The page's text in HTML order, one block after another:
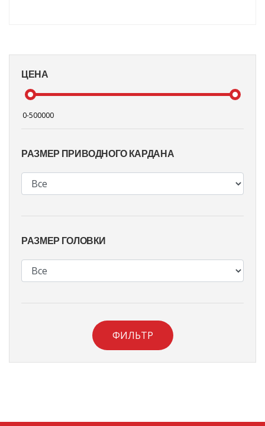
ЦЕНА
РАЗМЕР ПРИВОДНОГО КАРДАНА
РАЗМЕР ГОЛОВКИ
ФИЛЬТР